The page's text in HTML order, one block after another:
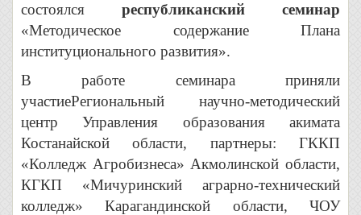
состоялся республиканский семинар
«Методическое содержание Плана
институционального развития».
В работе семинара приняли
участиеРегиональный научно-методический
центр Управления образования акимата
Костанайской области, партнеры: ГККП
«Колледж Агробизнеса» Акмолинской области,
КГКП «Мичуринский аграрно-технический
колледж» Карагандинской области, ЧОУ